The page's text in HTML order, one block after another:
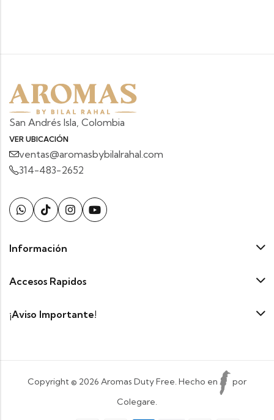
San Andrés Isla, Colombia
VER UBICACIÓN
ventas@aromasbybilalrahal.com
314-483-2652
Información
Accesos Rapidos
¡Aviso Importante!
Copyright © 2026 Aromas Duty Free. Hecho en
por
Colegare.